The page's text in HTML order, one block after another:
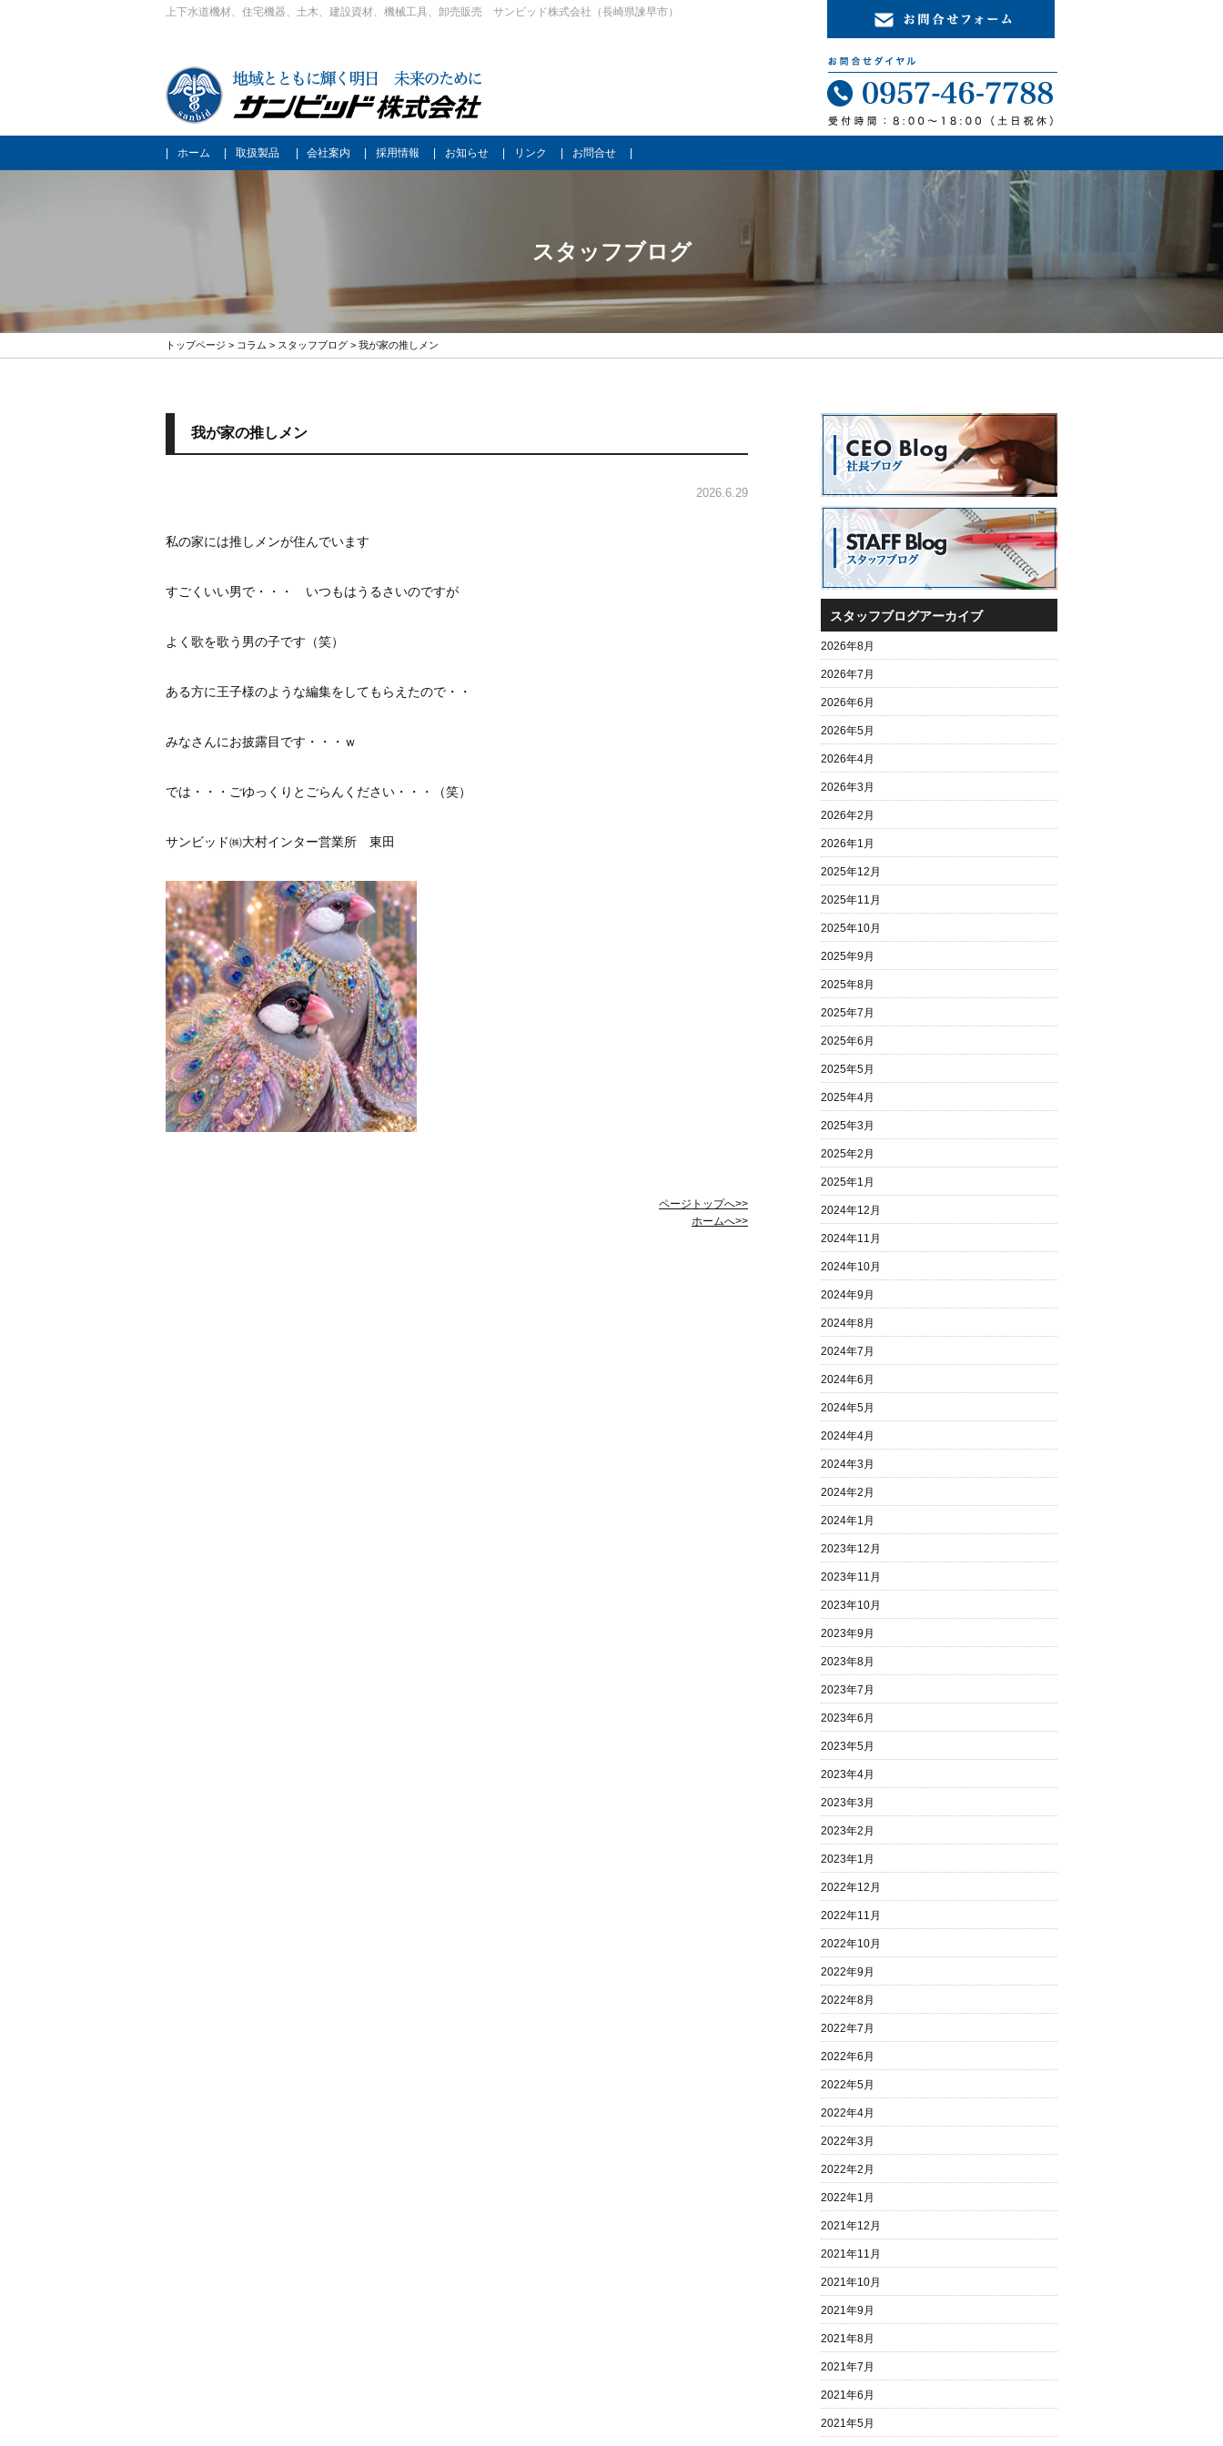
上下水道機材、住宅機器、土木、建設資材、機械工具、卸売販売 サンビッド株式会社（長崎県諫早市）
ホーム 取扱製品 会社案内 採用情報 お知らせ リンク お問合せ
スタッフブログ
トップページ > コラム > スタッフブログ > 我が家の推しメン
我が家の推しメン
2026.6.29
私の家には推しメンが住んでいます
すごくいい男で・・・ いつもはうるさいのですが
よく歌を歌う男の子です（笑）
ある方に王子様のような編集をしてもらえたので・・
みなさんにお披露目です・・・ｗ
では・・・ごゆっくりとごらんください・・・（笑）
サンビッド㈱大村インター営業所 東田
ページトップへ>>
ホームへ>>
スタッフブログアーカイブ
2026年8月
2026年7月
2026年6月
2026年5月
2026年4月
2026年3月
2026年2月
2026年1月
2025年12月
2025年11月
2025年10月
2025年9月
2025年8月
2025年7月
2025年6月
2025年5月
2025年4月
2025年3月
2025年2月
2025年1月
2024年12月
2024年11月
2024年10月
2024年9月
2024年8月
2024年7月
2024年6月
2024年5月
2024年4月
2024年3月
2024年2月
2024年1月
2023年12月
2023年11月
2023年10月
2023年9月
2023年8月
2023年7月
2023年6月
2023年5月
2023年4月
2023年3月
2023年2月
2023年1月
2022年12月
2022年11月
2022年10月
2022年9月
2022年8月
2022年7月
2022年6月
2022年5月
2022年4月
2022年3月
2022年2月
2022年1月
2021年12月
2021年11月
2021年10月
2021年9月
2021年8月
2021年7月
2021年6月
2021年5月